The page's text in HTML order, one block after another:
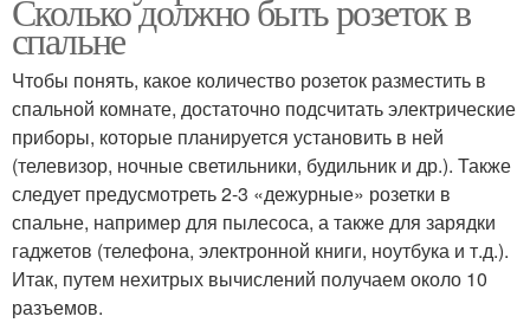
Сколько должно быть розеток в
спальне
Чтобы понять, какое количество розеток разместить в
спальной комнате, достаточно подсчитать электрические
приборы, которые планируется установить в ней
(телевизор, ночные светильники, будильник и др.). Также
следует предусмотреть 2-3 «дежурные» розетки в
спальне, например для пылесоса, а также для зарядки
гаджетов (телефона, электронной книги, ноутбука и т.д.).
Итак, путем нехитрых вычислений получаем около 10
разъемов.